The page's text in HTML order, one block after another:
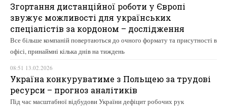
Згортання дистанційної роботи у Європі
звужує можливості для українських
спеціалістів за кордоном – дослідження
Все більше компаній повертаються до очного формату та присутності в
офісі, принаймні кілька днів на тиждень
08:51 13.02.2026
Україна конкуруватиме з Польщею за трудові
ресурси – прогноз аналітиків
Під час масштабної відбудови України дефіцит робочих рук